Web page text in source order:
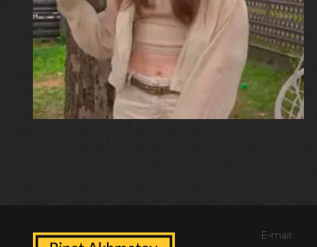
"Хвиля була, як від моря,
прозора і велика… Я ледве
встигла схопити племінницю"
E-mail: